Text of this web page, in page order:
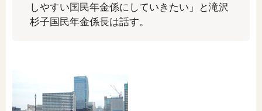
プライバシーポリシー（個人情報保護方針）
閉じる
しやすい国民年金係にしていきたい」と滝沢
杉子国民年金係長は話す。